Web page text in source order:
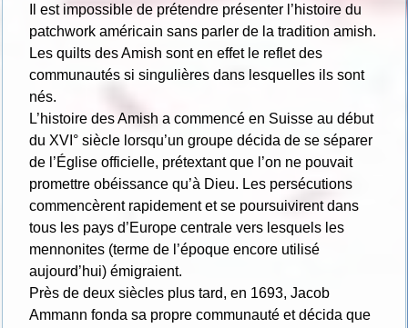
Il est impossible de prétendre présenter l’histoire du
patchwork américain sans parler de la tradition amish.
Les quilts des Amish sont en effet le reflet des
communautés si singulières dans lesquelles ils sont
nés.
L’histoire des Amish a commencé en Suisse au début
du XVI° siècle lorsqu’un groupe décida de se séparer
de l’Église officielle, prétextant que l’on ne pouvait
promettre obéissance qu’à Dieu. Les persécutions
commencèrent rapidement et se poursuivirent dans
tous les pays d’Europe centrale vers lesquels les
mennonites (terme de l’époque encore utilisé
aujourd’hui) émigraient.
Près de deux siècles plus tard, en 1693, Jacob
Ammann fonda sa propre communauté et décida que